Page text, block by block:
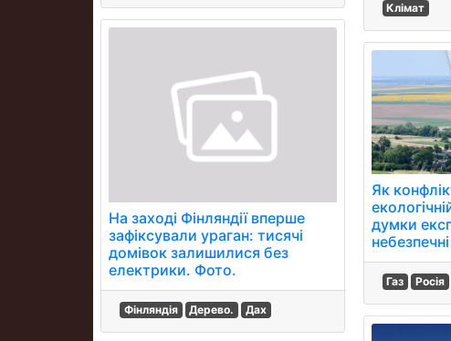
На заході Фінляндії вперше
зафіксували ураган: тисячі
домівок залишилися без
електрики. Фото.
Фінляндія Дерево. Дах
Клімат
Як
думки
Газ Росія